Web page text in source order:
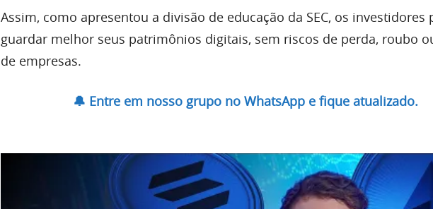
Assim, como apresentou a divisão de educação da SEC, os investidores
guardar melhor seus patrimônios digitais, sem riscos de perda, roubo
de empresas.
🔔 Entre em nosso grupo no WhatsApp e fique atualizado.